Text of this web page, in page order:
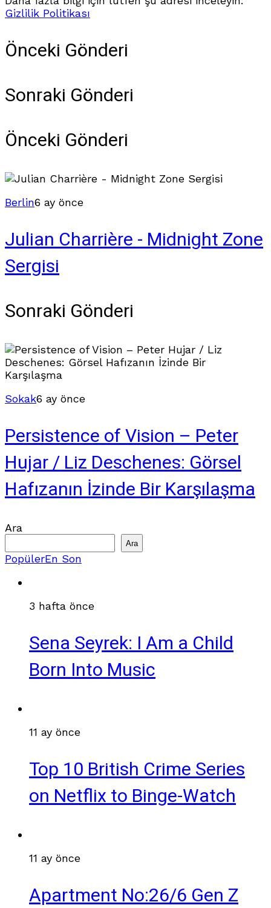
Gizlilik Politikası
Önceki Gönderi
Sonraki Gönderi
Önceki Gönderi
Berlin6 ay önce
Julian Charrière - Midnight Zone
Sergisi
Sonraki Gönderi
Sokak6 ay önce
Persistence of Vision – Peter
Hujar / Liz Deschenes: Görsel
Hafızanın İzinde Bir Karşılaşma
Ara
Ara
PopülerEn Son
3 hafta önce
Sena Seyrek: I Am a Child
Born Into Music
11 ay önce
Top 10 British Crime Series
on Netflix to Binge-Watch
11 ay önce
Apartment No:26/6 Gen Z